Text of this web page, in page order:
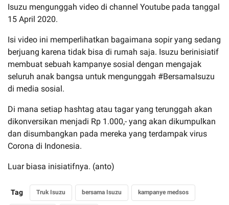
Isuzu mengunggah video di channel Youtube pada tanggal
15 April 2020.
Isi video ini memperlihatkan bagaimana sopir yang sedang
berjuang karena tidak bisa di rumah saja. Isuzu berinisiatif
membuat sebuah kampanye sosial dengan mengajak
seluruh anak bangsa untuk mengunggah #BersamaIsuzu
di media sosial.
Di mana setiap hashtag atau tagar yang terunggah akan
dikonversikan menjadi Rp 1.000,- yang akan dikumpulkan
dan disumbangkan pada mereka yang terdampak virus
Corona di Indonesia.
Luar biasa inisiatifnya. (anto)
Tag Truk Isuzu bersama Isuzu kampanye medsos